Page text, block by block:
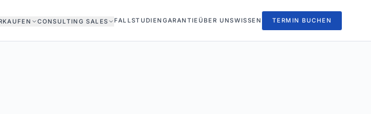
CONSULTING SALES FALLSTUDIEN GARANTIE ÜBER UNSWISSEN TERMIN BUCHEN